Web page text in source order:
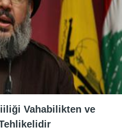
Vahabilikten ve